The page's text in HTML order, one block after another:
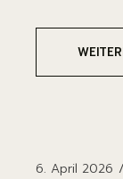
6. April 2026